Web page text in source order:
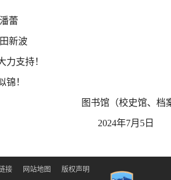
蕾
新波
力支持！
锦！
史馆、档案馆
7月5日
接 网站地图
版权声明